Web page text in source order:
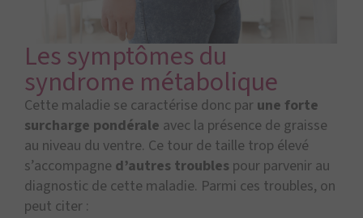
Les symptômes du
syndrome métabolique
Cette maladie se caractérise donc par une forte
surcharge pondérale avec la présence de graisse
au niveau du ventre. Ce tour de taille trop élevé
s’accompagne d’autres troubles pour parvenir au
diagnostic de cette maladie. Parmi ces troubles, on
peut citer :